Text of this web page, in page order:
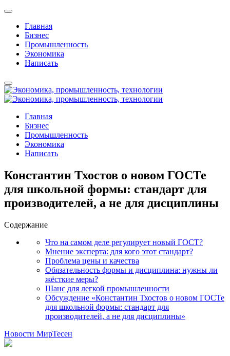
Главная
Бизнес
Промышленность
Экономика
Написать
Главная
Бизнес
Промышленность
Экономика
Написать
Константин Тхостов о новом ГОСТе
для школьной формы: стандарт для
производителей, а не для дисциплины
Содержание
Что на самом деле регулирует новый ГОСТ?
Мнение эксперта: для кого этот стандарт?
Проблема цены и качества
Обязательность формы и дисциплина: нужны ли
жёсткие меры?
Шанс для легкой промышленности
Обсуждение «Константин Тхостов о новом ГОСТе
для школьной формы: стандарт для
производителей, а не для дисциплины»
Новости МирТесен